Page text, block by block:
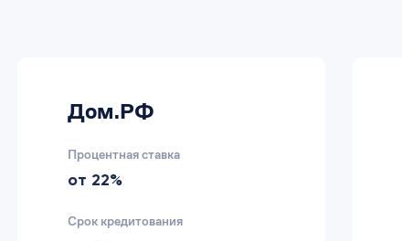
Дом.РФ
Процентная ставка
от 22%
Срок кредитования